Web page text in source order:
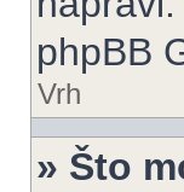
phpBB
Vrh
» Što